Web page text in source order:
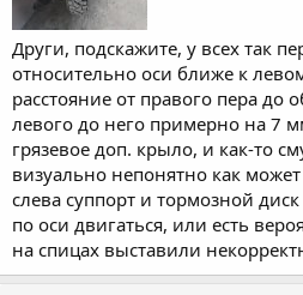
Други, подскажите, у всех так
относительно оси ближе к
расстояние от правого пера до
левого до него примерно на 7
грязевое доп. крыло, и как-то
визуально непонятно как
слева суппорт и тормозной
по оси двигаться, или есть
на спицах выставили